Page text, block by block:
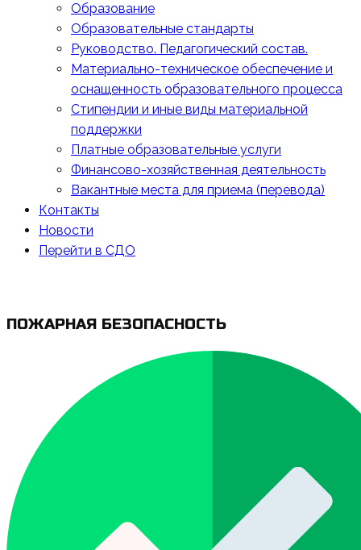
Образование
Образовательные стандарты
Руководство. Педагогический состав.
Материально-техническое обеспечение и
оснащенность образовательного процесса
Стипендии и иные виды материальной
поддержки
Платные образовательные услуги
Финансово-хозяйственная деятельность
Вакантные места для приема (перевода)
Контакты
Новости
Перейти в СДО
ПОЖАРНАЯ БЕЗОПАСНОСТЬ